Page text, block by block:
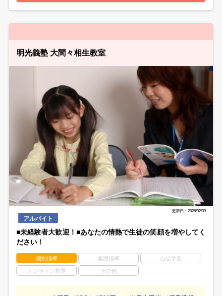
明光義塾 大間々相生教室
更新日：2026/02/09
アルバイト
■未経験者大歓迎！■あなたの情熱で生徒の笑顔を増やしてく
ださい！
個別指導 集団指導 自立学習
オンライン指導 その他